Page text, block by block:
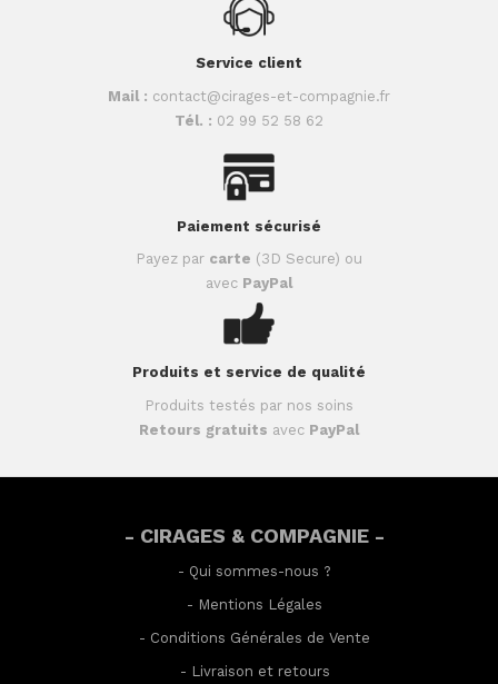
Service client
Mail : contact@cirages-et-compagnie.fr
Tél. : 02 99 52 58 62
Paiement sécurisé
Payez par carte (3D Secure) ou
avec PayPal
Produits et service de qualité
Produits testés par nos soins
Retours gratuits avec PayPal
- CIRAGES & COMPAGNIE -
- Qui sommes-nous ?
- Mentions Légales
- Conditions Générales de Vente
- Livraison et retours